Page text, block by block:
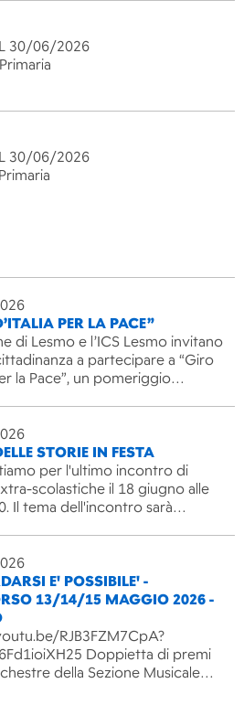
30/06/2026
30/06/2026
PER LA PACE”
di Lesmo e l’ICS Lesmo invitano
a partecipare a “Giro
la Pace”, un pomeriggio…
STORIE IN FESTA
per l'ultimo incontro di
scolastiche il 18 giugno alle
Il tema dell'incontro sarà…
E' POSSIBILE' -
13/14/15 MAGGIO 2026 -
RJB3FZM7CpA?
Doppietta di premi
della Sezione Musicale…